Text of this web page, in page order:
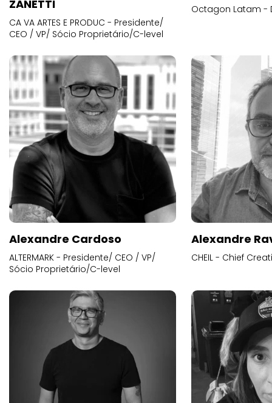
ZANETTI
CA VA ARTES E PRODUC - Presidente/
CEO / VP/ Sócio Proprietário/C-level
Octagon Latam -
Alexandre Cardoso
ALTERMARK - Presidente/ CEO / VP/
Sócio Proprietário/C-level
Alexandre
CHEIL - Chief